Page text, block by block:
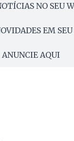
NO SEU
EM
ANUNCIE AQUI